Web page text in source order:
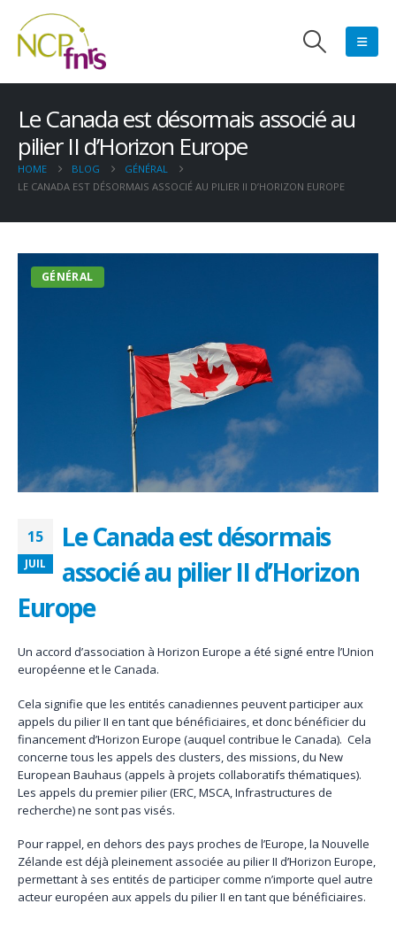
Le Canada est désormais associé au
pilier II d’Horizon Europe
HOME BLOG
GÉNÉRAL
LE CANADA EST DÉSORMAIS ASSOCIÉ AU PILIER II D’HORIZON EUROPE
15
JUIL
Le Canada est désormais
associé au pilier II d’Horizon
Europe
Un accord d’association à Horizon Europe a été signé entre l’Union
européenne et le Canada.
Cela signifie que les entités canadiennes peuvent participer aux
appels du pilier II en tant que bénéficiaires, et donc bénéficier du
financement d’Horizon Europe (auquel contribue le Canada). Cela
concerne tous les appels des clusters, des missions, du New
European Bauhaus (appels à projets collaboratifs thématiques).
Les appels du premier pilier (ERC, MSCA, Infrastructures de
recherche) ne sont pas visés.
Pour rappel, en dehors des pays proches de l’Europe, la Nouvelle
Zélande est déjà pleinement associée au pilier II d’Horizon Europe,
permettant à ses entités de participer comme n’importe quel autre
acteur européen aux appels du pilier II en tant que bénéficiaires.
GÉNÉRAL